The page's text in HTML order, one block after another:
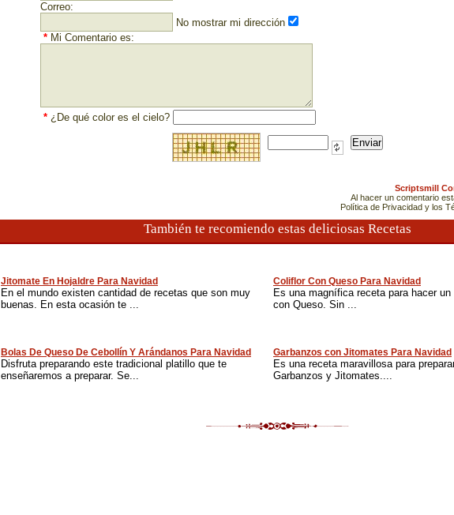
Correo:
No mostrar mi dirección
* Mi Comentario es:
* ¿De qué color es el cielo?
Scriptsmill
Al hacer un comentario
Política de Privacidad y los
También te recomiendo estas deliciosas Recetas
Jitomate En Hojaldre Para Navidad
En el mundo existen cantidad de recetas que son muy
buenas. En esta ocasión te ...
Coliflor Con Queso Para Navidad
Es una magnífica receta para hacer
con Queso. Sin ...
Bolas De Queso De Cebollín Y Arándanos Para Navidad
Disfruta preparando este tradicional platillo que te
enseñaremos a preparar. Se...
Garbanzos con Jitomates Para Navidad
Es una receta maravillosa para
Garbanzos y Jitomates....